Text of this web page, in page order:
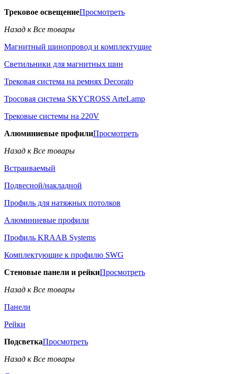
Трековое освещениеПросмотреть
Назад к Все товары
Магнитный шинопровод и комплектущие
Светильники для магнитных шин
Трековая система на ремнях Decorato
Тросовая система SKYCROSS ArteLamp
Трековые системы на 220V
Алюминиевые профилиПросмотреть
Назад к Все товары
Встраиваемый
Подвесной/накладной
Профиль для натяжных потолков
Алюминиевые профили
Профиль KRAAB Systems
Комплектующие к профилю SWG
Стеновые панели и рейкиПросмотреть
Назад к Все товары
Панели
Рейки
ПодсветкаПросмотреть
Назад к Все товары